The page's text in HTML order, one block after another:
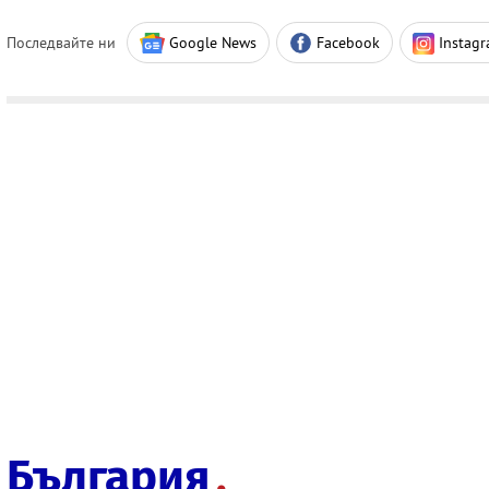
Последвайте ни Google News Facebook
България